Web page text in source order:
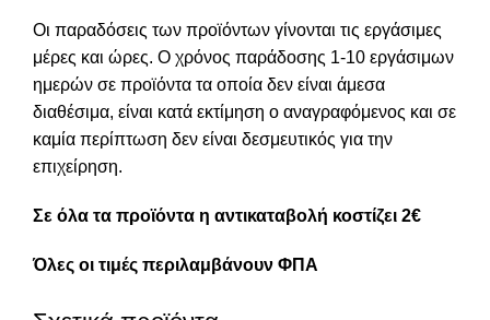
Οι παραδόσεις των προϊόντων γίνονται τις εργάσιμες
μέρες και ώρες. Ο χρόνος παράδοσης 1-10 εργάσιμων
ημερών σε προϊόντα τα οποία δεν είναι άμεσα
διαθέσιμα, είναι κατά εκτίμηση ο αναγραφόμενος και σε
καμία περίπτωση δεν είναι δεσμευτικός για την
επιχείρηση.
Σε όλα τα προϊόντα η αντικαταβολή κοστίζει 2€
Όλες οι τιμές περιλαμβάνουν ΦΠΑ